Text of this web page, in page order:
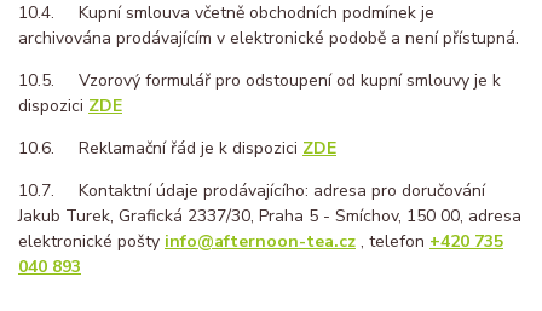
10.4. Kupní smlouva včetně obchodních podmínek je
archivována prodávajícím v elektronické podobě a není přístupná.
10.5. Vzorový formulář pro odstoupení od kupní smlouvy je k
dispozici ZDE
10.6. Reklamační řád je k dispozici ZDE
10.7. Kontaktní údaje prodávajícího: adresa pro doručování
Jakub Turek, Grafická 2337/30, Praha 5 - Smíchov, 150 00, adresa
elektronické pošty info@afternoon-tea.cz , telefon +420 735
040 893